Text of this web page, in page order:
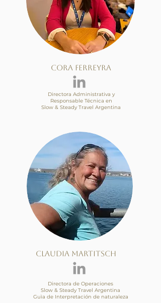
CORA FERREYRA
Directora Administrativa y
Responsable Técnica en
Slow & Steady Travel Argentina
Claudia Martitsch
Directora de Operaciones
Slow & Steady Travel Argentina
Guìa de Interpretación de naturaleza